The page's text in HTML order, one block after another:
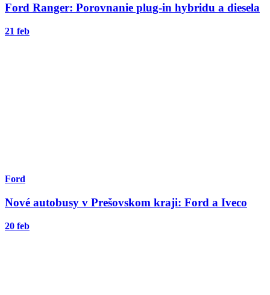
Ford Ranger: Porovnanie plug-in hybridu a diesela
21 feb
Ford
Nové autobusy v Prešovskom kraji: Ford a Iveco
20 feb